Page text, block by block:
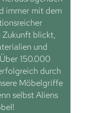
immer mit dem
Zukunft blickt,
und
150.000
durch
Möbelgriffe
selbst Aliens